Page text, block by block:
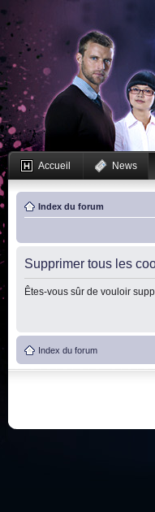
Accueil News
Index du forum
Supprimer tous les
Êtes-vous sûr de vouloir
Index du forum